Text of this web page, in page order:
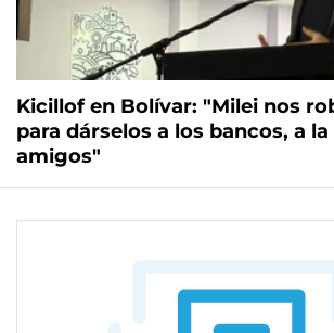
Kicillof en Bolívar: "Milei nos
para dárselos a los bancos, a
amigos"